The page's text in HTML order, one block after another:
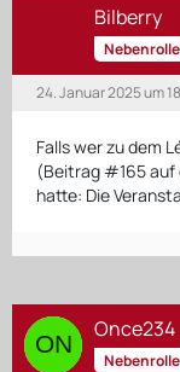
Bilberry
Nebenrolle
24. Januar 2025 um
Falls wer zu dem
(Beitrag #165 auf
hatte: Die
Once234
Nebenrolle